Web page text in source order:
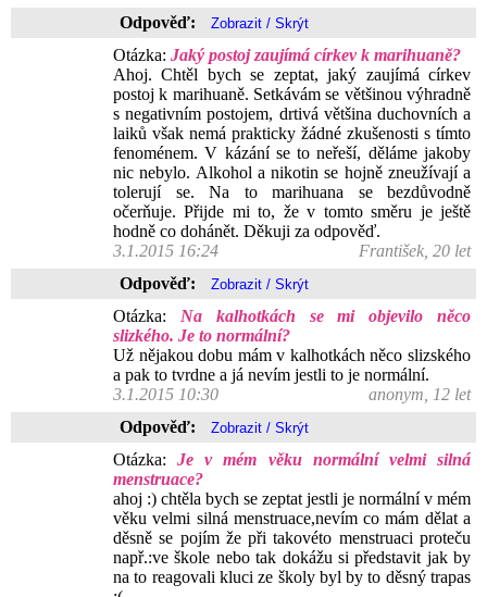
Odpověď:
Otázka: Jaký postoj zaujímá církev k marihuaně?
Ahoj. Chtěl bych se zeptat, jaký zaujímá církev
postoj k marihuaně. Setkávám se většinou výhradně
s negativním postojem, drtivá většina duchovních a
laiků však nemá prakticky žádné zkušenosti s tímto
fenoménem. V kázání se to neřeší, děláme jakoby
nic nebylo. Alkohol a nikotin se hojně zneužívají a
tolerují se. Na to marihuana se bezdůvodně
očerňuje. Přijde mi to, že v tomto směru je ještě
hodně co dohánět. Děkuji za odpověď.
3.1.2015 16:24
František, 20 let
Odpověď:
Otázka: Na kalhotkách se mi objevilo něco
slizkého. Je to normální?
Už nějakou dobu mám v kalhotkách něco slizského
a pak to tvrdne a já nevím jestli to je normální.
3.1.2015 10:30
anonym, 12 let
Odpověď:
Otázka:Je v mém věku normální velmi silná
menstruace?
ahoj :) chtěla bych se zeptat jestli je normální v mém
věku velmi silná menstruace,nevím co mám dělat a
děsně se pojím že při takovéto menstruaci proteču
např.:ve škole nebo tak dokážu si představit jak by
na to reagovali kluci ze školy byl by to děsný trapas